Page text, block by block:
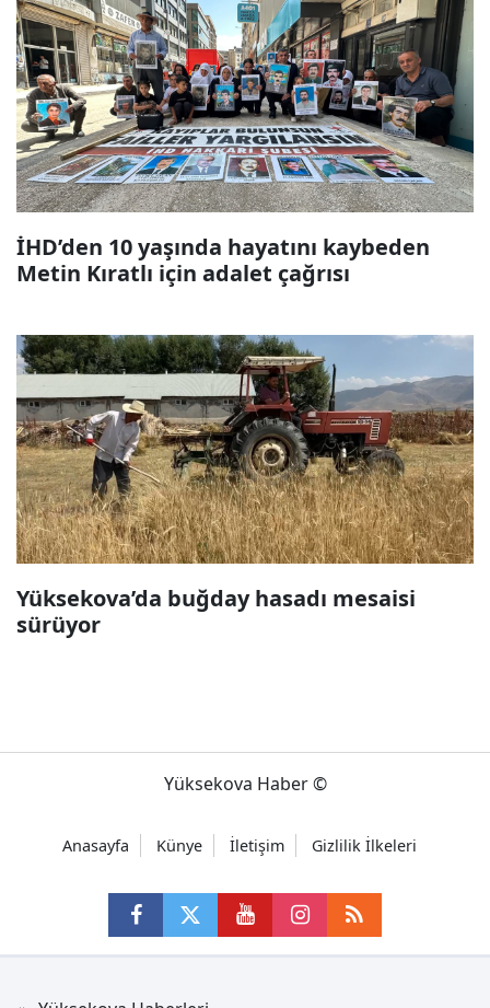
İHD’den 10 yaşında hayatını kaybeden
Metin Kıratlı için adalet çağrısı
Yüksekova’da buğday hasadı mesaisi
sürüyor
Yüksekova Haber ©
Anasayfa Künye İletişim Gizlilik İlkeleri